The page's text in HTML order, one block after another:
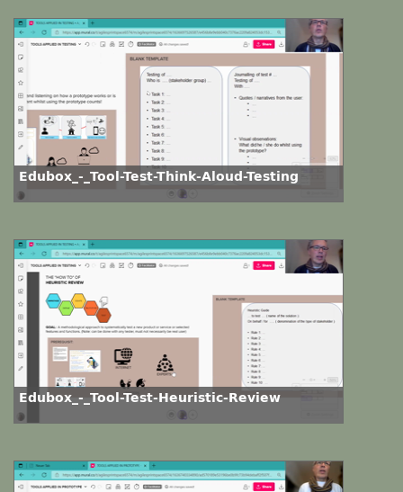
Edubox_-_Tool-Test-Think-Aloud-Testing
Edubox_-_Tool-Test-Heuristic-Review